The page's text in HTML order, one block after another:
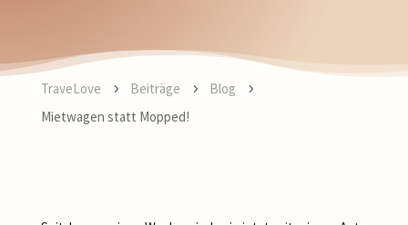
TraveLove 5 Beiträge 5 Blog 5
Mietwagen statt Mopped!